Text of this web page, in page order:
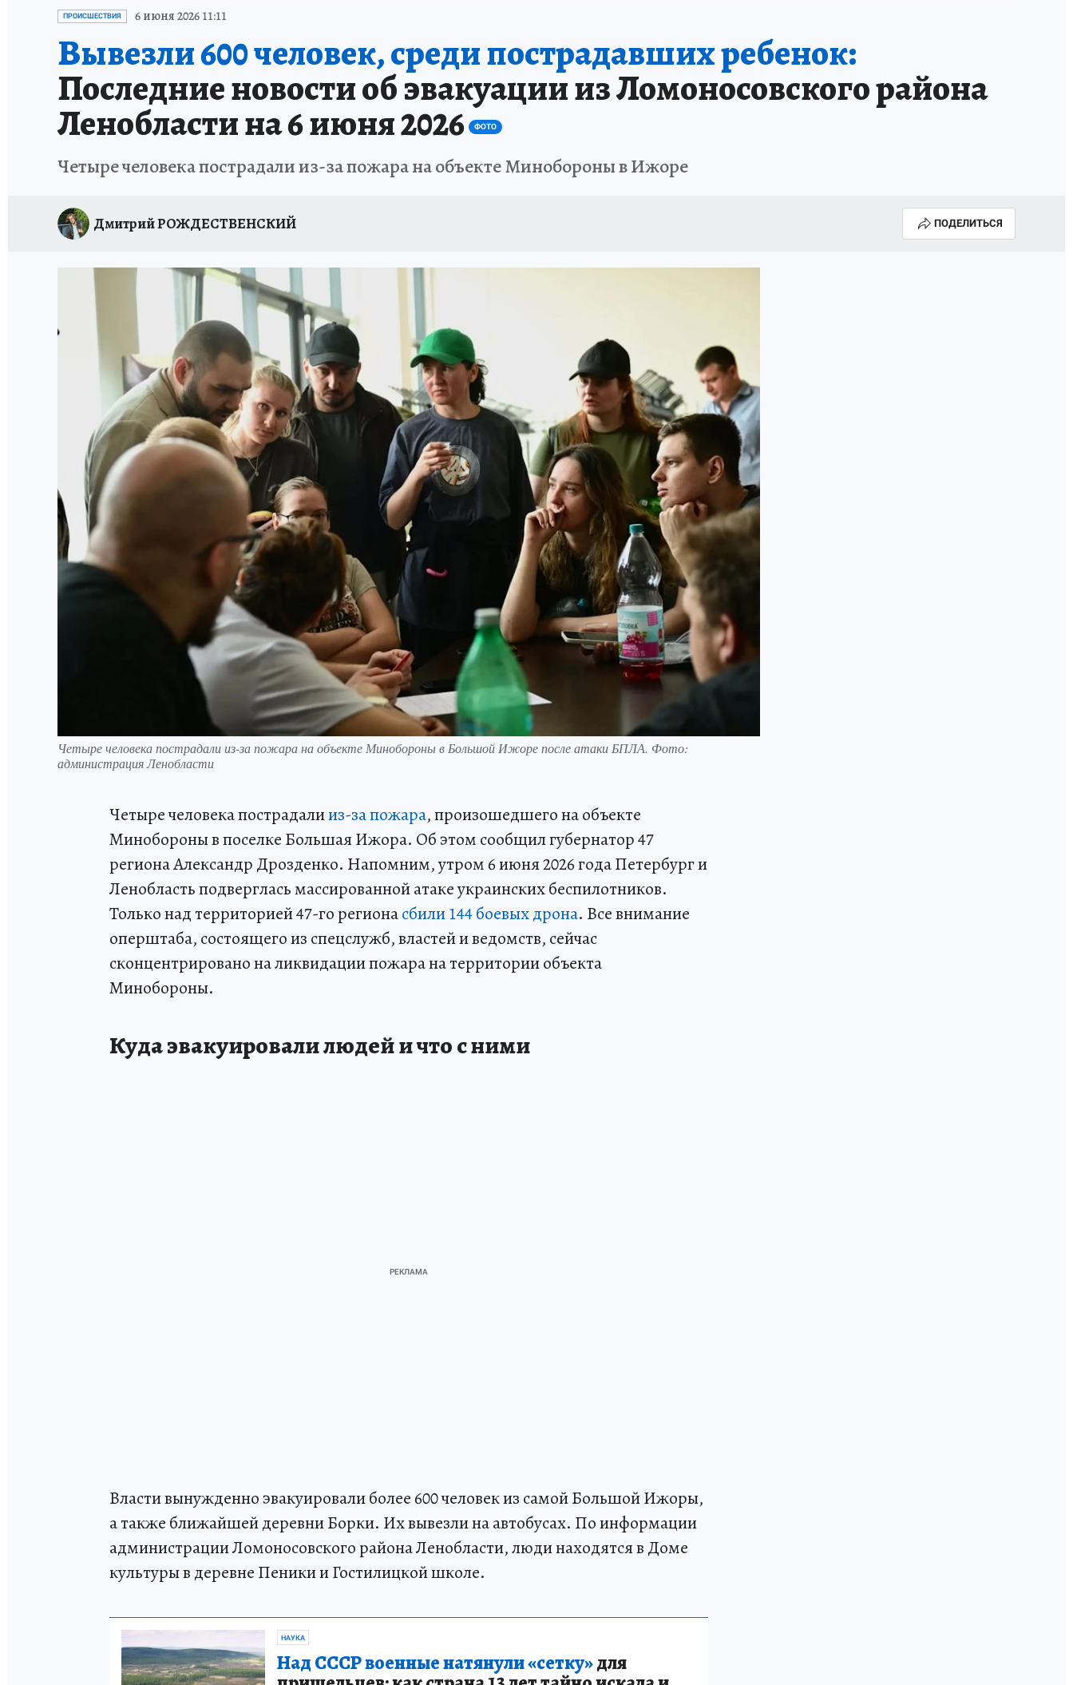
ПЕТЕРБУРГСКАЯ СТРОЙКА
ПРОИСШЕСТВИЯ 6 июня 2026 11:11
Вывезли 600 человек, среди пострадавших ребенок:
Последние новости об эвакуации из Ломоносовского района
Ленобласти на 6 июня 2026 ФОТО
Четыре человека пострадали из-за пожара на объекте Минобороны в Ижоре
Дмитрий РОЖДЕСТВЕНСКИЙ ПОДЕЛИТЬСЯ
Четыре человека пострадали из-за пожара на объекте Минобороны в Большой Ижоре после атаки БПЛА. Фото:
администрация Ленобласти
Четыре человека пострадалииз-за пожара, произошедшего на объекте
Минобороны в поселке Большая Ижора. Об этом сообщил губернатор 47
региона Александр Дрозденко. Напомним, утром 6 июня 2026 года Петербург и
Ленобласть подверглась массированной атаке украинских беспилотников.
Только над территорией 47-го регионасбили 144 боевых дрона. Все внимание
оперштаба, состоящего из спецслужб, властей и ведомств, сейчас
сконцентрировано на ликвидации пожара на территории объекта
Минобороны.
Куда эвакуировали людей и что с ними
Власти вынужденно эвакуировали более 600 человек из самой Большой Ижоры,
а также ближайшей деревни Борки. Их вывезли на автобусах. По информации
администрации Ломоносовского района Ленобласти, люди находятся в Доме
культуры в деревне Пеники и Гостилицкой школе.
НАУКА
Над СССР военные натянули «сетку»для